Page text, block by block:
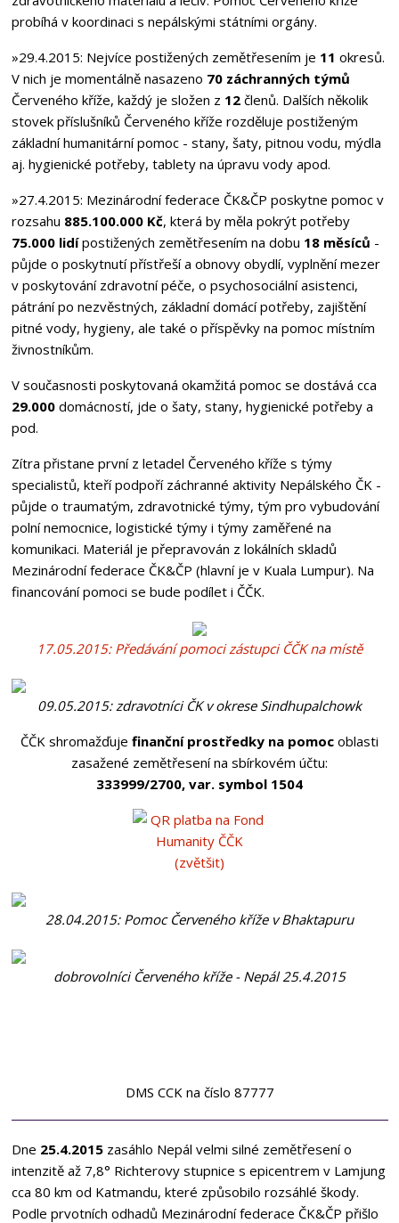
probíhá v koordinaci s nepálskými státními orgány.
»29.4.2015: Nejvíce postižených zemětřesením je 11 okresů.
V nich je momentálně nasazeno 70 záchranných týmů
Červeného kříže, každý je složen z 12členů. Dalších několik
stovek příslušníků Červeného kříže rozděluje postiženým
základní humanitární pomoc - stany, šaty, pitnou vodu, mýdla
aj. hygienické potřeby, tablety na úpravu vody apod.
»27.4.2015: Mezinárodní federace ČK&ČP poskytne pomoc v
rozsahu 885.100.000 Kč, která by měla pokrýt potřeby
75.000 lidípostižených zemětřesením na dobu 18 měsíců -
půjde o poskytnutí přístřeší a obnovy obydlí, vyplnění mezer
v poskytování zdravotní péče, o psychosociální asistenci,
pátrání po nezvěstných, základní domácí potřeby, zajištění
pitné vody, hygieny, ale také o příspěvky na pomoc místním
živnostníkům.
V současnosti poskytovaná okamžitá pomoc se dostává cca
29.000domácností, jde o šaty, stany, hygienické potřeby a
pod.
Zítra přistane první z letadel Červeného kříže s týmy
specialistů, kteří podpoří záchranné aktivity Nepálského ČK -
půjde o traumatým, zdravotnické týmy, tým pro vybudování
polní nemocnice, logistické týmy i týmy zaměřené na
komunikaci. Materiál je přepravován z lokálních skladů
Mezinárodní federace ČK&ČP (hlavní je v Kuala Lumpur). Na
financování pomoci se bude podílet i ČČK.
17.05.2015: Předávání pomoci zástupci ČČK na místě
09.05.2015: zdravotníci ČK v okrese Sindhupalchowk
ČČK shromažďuje finanční prostředky na pomoc oblasti
zasažené zemětřesení na sbírkovém účtu:
333999/2700, var. symbol 1504
(zvětšit)
28.04.2015: Pomoc Červeného kříže v Bhaktapuru
dobrovolníci Červeného kříže - Nepál 25.4.2015
DMS CCK na číslo 87777
Dne 25.4.2015zasáhlo Nepál velmi silné zemětřesení o
intenzitě až 7,8° Richterovy stupnice s epicentrem v Lamjung
cca 80 km od Katmandu, které způsobilo rozsáhlé škody.
Podle prvotních odhadů Mezinárodní federace ČK&ČP přišlo